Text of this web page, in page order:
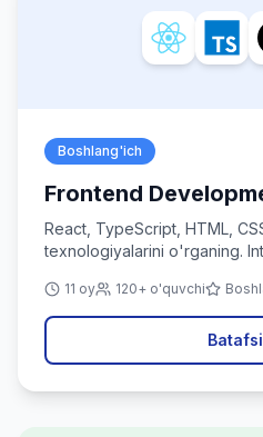
Boshlang'ich
Frontend
React, TypeScript, HTML,
texnologiyalarini o'rganing.
11 oy 120+ o'quvchi